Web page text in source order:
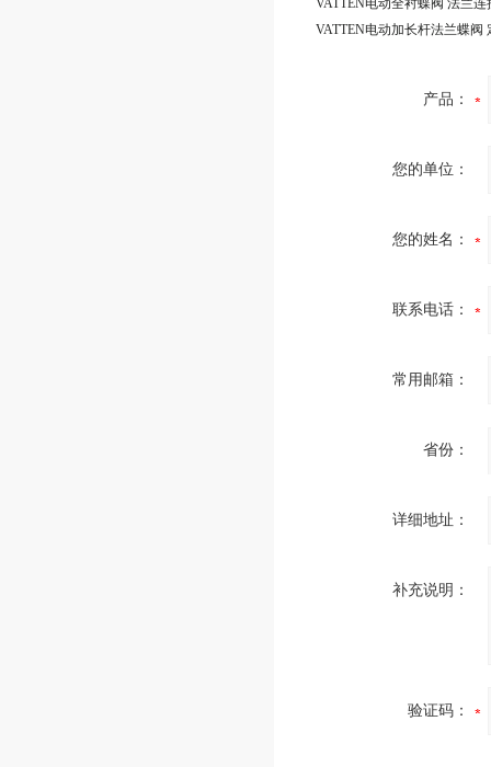
产品：
您的单位：
您的姓名：
联系电话：
常用邮箱：
省份：
详细地址：
补充说明：
验证码：